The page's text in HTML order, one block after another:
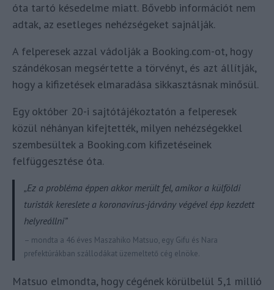
óta tartó késedelme miatt. Bővebb információt nem
adtak, az esetleges nehézségeket sajnálják.
A felperesek azzal vádolják a Booking.com-ot, hogy
szándékosan megsértette a törvényt, és azt állítják,
hogy a kifizetések elmaradása sikkasztásnak minősül.
Egy október 20-i sajtótájékoztatón a felperesek
közül néhányan kifejtették, milyen nehézségekkel
szembesültek a Booking.com kifizetéseinek
felfüggesztése óta.
„Ez a probléma éppen akkor merült fel, amikor a külföldi
turisták kereslete a koronavírus-járvány végével épp kezdett
helyreállni”
– mondta a 46 éves Maszahiko Matsuo, egy Gifu és Nara
prefektúrákban szállodákat üzemeltető cég elnöke.
Matsuo elmondta, hogy cégének körülbelül 5,1 millió